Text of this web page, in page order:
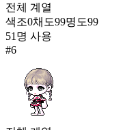
전체 계열
색조0채도99명도99
51 명 사용
#6